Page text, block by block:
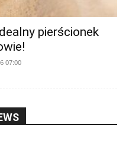
pierścionek
07:00